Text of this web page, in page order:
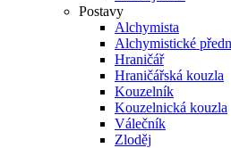
Postavy
Alchymista
Alchymistické
Hraničář
Hraničářská kouzla
Kouzelník
Kouzelnická kouzla
Válečník
Zloděj